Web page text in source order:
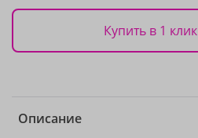
Купить в 1 клик
Описание